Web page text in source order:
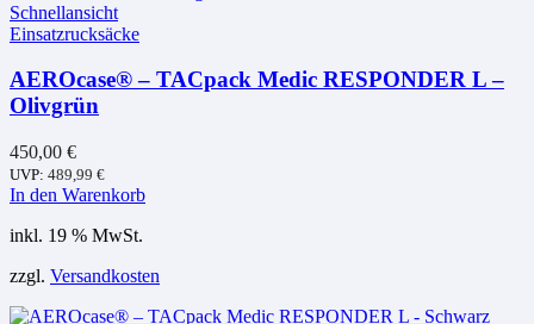
Schnellansicht
Einsatzrucksäcke
AEROcase® – TACpack Medic RESPONDER L –
Olivgrün
450,00 €
UVP: 489,99 €
In den Warenkorb
inkl. 19 % MwSt.
zzgl. Versandkosten